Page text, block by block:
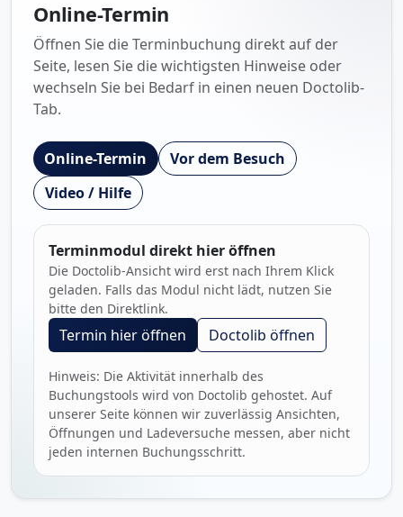
Online-Termin
Öffnen Sie die Terminbuchung direkt auf der
Seite, lesen Sie die wichtigsten Hinweise oder
wechseln Sie bei Bedarf in einen neuen Doctolib-
Tab.
Online-Termin
Vor dem Besuch
Video / Hilfe
Terminmodul direkt hier öffnen
Die Doctolib-Ansicht wird erst nach Ihrem Klick
geladen. Falls das Modul nicht lädt, nutzen Sie
bitte den Direktlink.
Termin hier öffnen Doctolib öffnen
Hinweis: Die Aktivität innerhalb des
Buchungstools wird von Doctolib gehostet. Auf
unserer Seite können wir zuverlässig Ansichten,
Öffnungen und Ladeversuche messen, aber nicht
jeden internen Buchungsschritt.